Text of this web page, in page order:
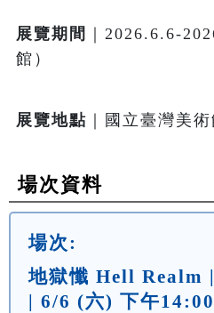
展覽期間
｜2026.6.6-
館）
展覽地點 ｜國立臺灣美
場次資料
場次:
地獄懺 Hell Realm
| 6/6 (六) 下午14:00